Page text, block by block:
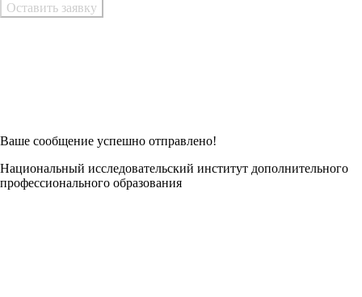
Ваше сообщение успешно отправлено!
Национальный исследовательский институт дополнительного
профессионального образования